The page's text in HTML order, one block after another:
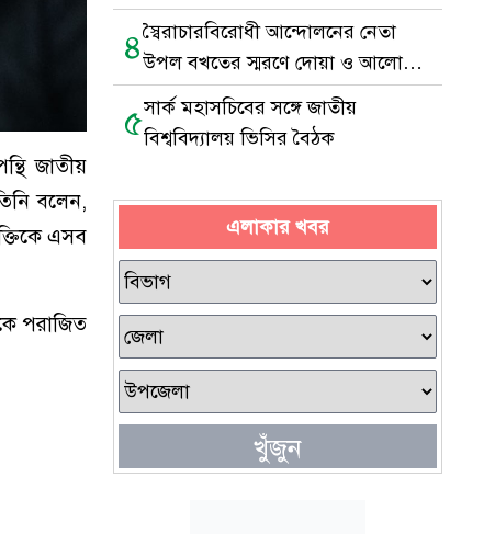
জাতীয়
বলেন,
এসব
পরাজিত
পাশে সেই মুসলিম যুবক
৪স্বৈরাচারবিরোধী আন্দোলনের নেতা
উপল বখতের স্মরণে দোয়া ও আলোচনা
সভা
৫সার্ক মহাসচিবের সঙ্গে জাতীয়
বিশ্ববিদ্যালয় ভিসির বৈঠক
এলাকার খবর
খুঁজুন